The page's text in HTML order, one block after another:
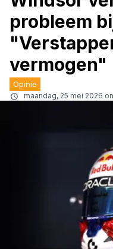
probleem
vermogen"
Opinie
maandag, 25 mei 2026